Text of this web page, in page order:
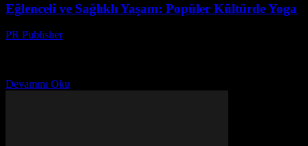
Eğlenceli ve Sağlıklı Yaşam: Popüler Kültürde Yoga
PR Publisher-
Devamını Oku